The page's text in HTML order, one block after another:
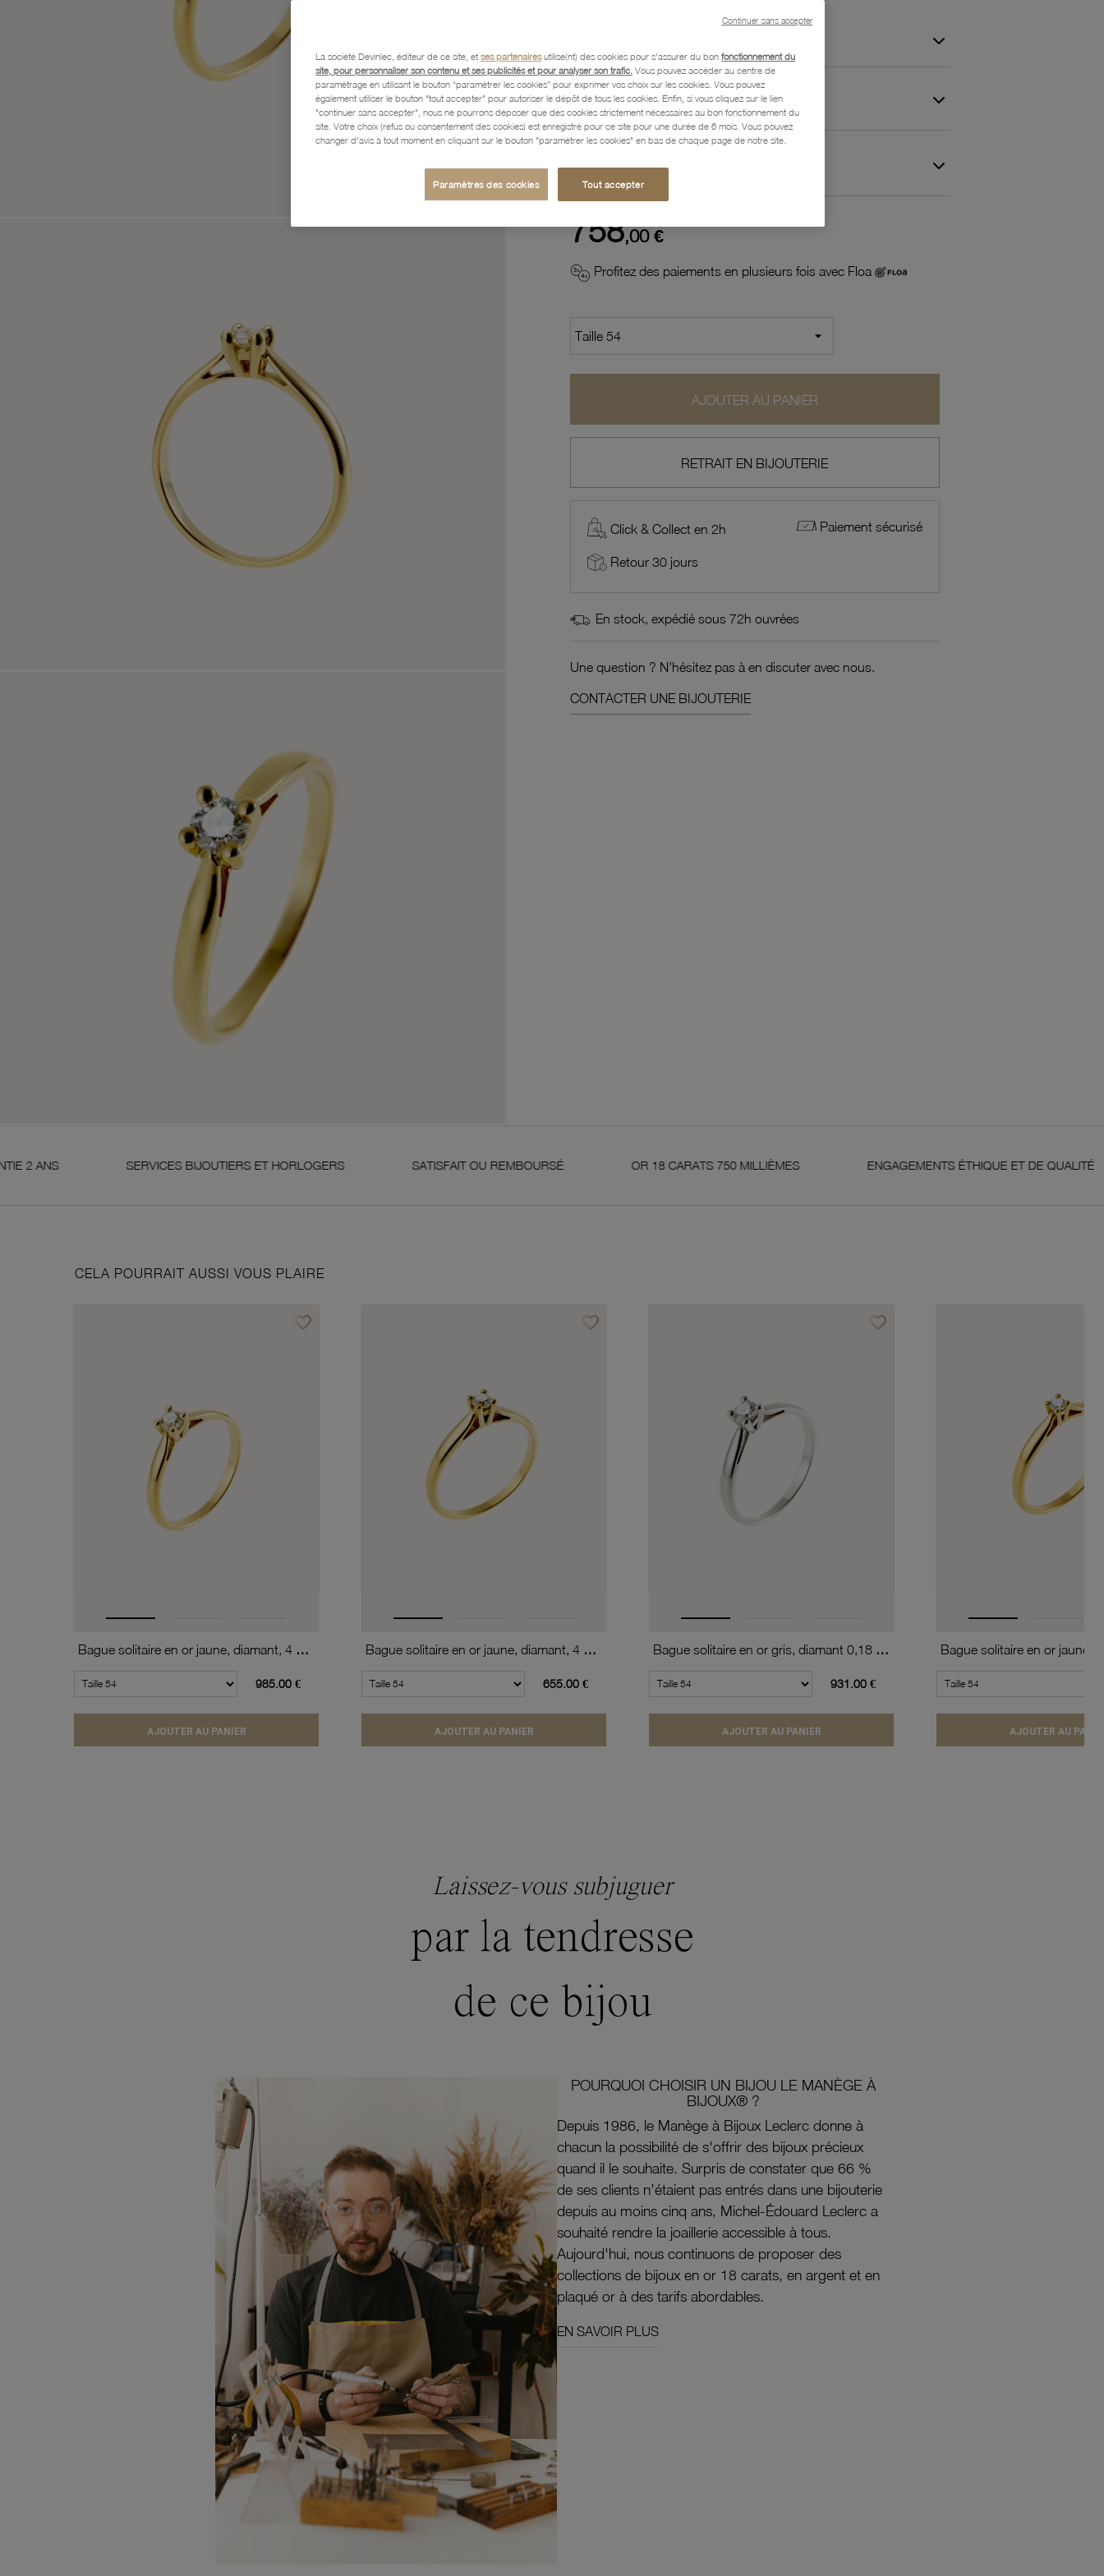
Caractéristiques détaillées
Paiement, Livraison, Retours et Garantie
758,00 €
Profitez des paiements en plusieurs fois avec Floa
AJOUTER AU PANIER
RETRAIT EN BIJOUTERIE
Click & Collect en 2h Paiement sécurisé
Retour 30 jours
En stock, expédié sous 72h ouvrées
Une question ? N'hésitez pas à en discuter avec nous.
CONTACTER UNE BIJOUTERIE
SERVICES BIJOUTIERS ET HORLOGERS SATISFAIT OU REMBOURSÉ OR 18 CARATS 750 MILLIÈMES ENGAGEMENTS ÉTHIQUE ET DE QUALITÉ
CELA POURRAIT AUSSI VOUS PLAIRE
favorite_borderAjouter à vos favoris
Bague solitaire en or jaune, diamant, 4 griffes
985.00 €
AJOUTER AU PANIER
favorite_borderAjouter à vos favoris
Bague solitaire en or jaune, diamant, 4 griffes
655.00 €
AJOUTER AU PANIER
favorite_borderAjouter à vos favoris
Bague solitaire en or gris, diamant 0,18 carats, 4 griffes
931.00 €
AJOUTER AU PANIER AJOUTER AU
Laissez-vous subjuguer
par la tendresse
de ce bijou
POURQUOI CHOISIR UN BIJOU LE MANÈGE À
BIJOUX® ?
Depuis 1986, le Manège à Bijoux Leclerc donne à
chacun la possibilité de s'offrir des bijoux précieux
quand il le souhaite. Surpris de constater que 66 %
de ses clients n’étaient pas entrés dans une bijouterie
depuis au moins cinq ans, Michel-Édouard Leclerc a
souhaité rendre la joaillerie accessible à tous.
Aujourd'hui, nous continuons de proposer des
collections de bijoux en or 18 carats, en argent et en
plaqué or à des tarifs abordables.
EN SAVOIR PLUS
La société Devinlec, éditeur de ce site, et ses partenairesutilise(nt) des cookies pour s'assurer du bon fonctionnement du
site, pour personnaliser son contenu et ses publicités et pour analyser son trafic. Vous pouvez accéder au centre de
paramétrage en utilisant le bouton “paramétrer les cookies” pour exprimer vos choix sur les cookies. Vous pouvez
également utiliser le bouton "tout accepter" pour autoriser le dépôt de tous les cookies. Enfin, si vous cliquez sur le lien
"continuer sans accepter", nous ne pourrons déposer que des cookies strictement nécessaires au bon fonctionnement du
site. Votre choix (refus ou consentement des cookies) est enregistré pour ce site pour une durée de 6 mois. Vous pouvez
changer d'avis à tout moment en cliquant sur le bouton "paramétrer les cookies" en bas de chaque page de notre site.
Paramètres des cookies Tout accepter
Continuer sans accepter